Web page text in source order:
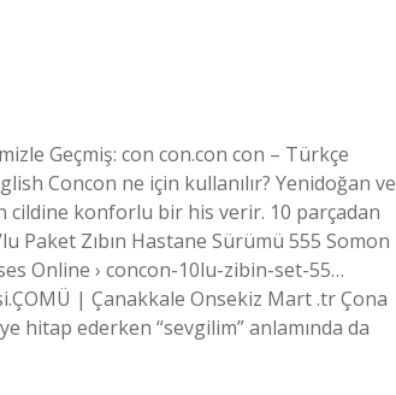
Geçmiş: con con.con con – Türkçe
Concon ne için kullanılır? Yenidoğan ve
cildine konforlu bir his verir. 10 parçadan
Paket Zıbın Hastane Sürümü 555 Somon
Online › concon-10lu-zibin-set-55…
| Çanakkale Onsekiz Mart .tr Çona
hitap ederken “sevgilim” anlamında da